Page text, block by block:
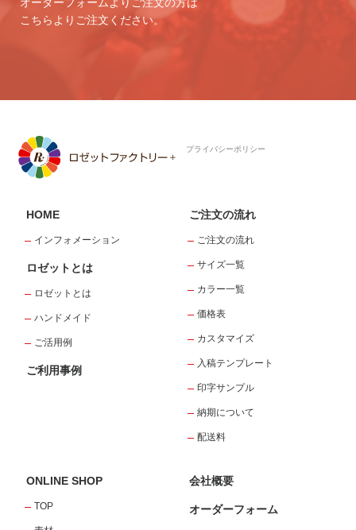
こちらよりご注文ください。
プライバシーポリシー
HOME
インフォメーション
ロゼットとは
ロゼットとは
ハンドメイド
ご活用例
ご利用事例
ご注文の流れ
ご注文の流れ
サイズ一覧
カラー一覧
価格表
カスタマイズ
入稿テンプレート
印字サンプル
納期について
配送料
ONLINE SHOP
TOP
会社概要
オーダーフォーム